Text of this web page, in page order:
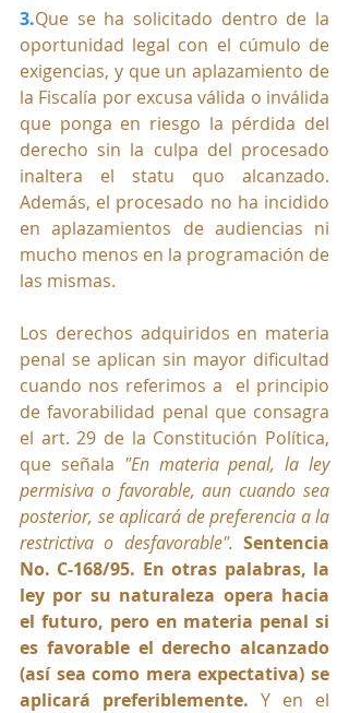
3.Que se ha solicitado dentro de la
oportunidad legal con el cúmulo de
exigencias, y que un aplazamiento de
la Fiscalía por excusa válida o inválida
que ponga en riesgo la pérdida del
derecho sin la culpa del procesado
inaltera el statu quo alcanzado.
Además, el procesado no ha incidido
en aplazamientos de audiencias ni
mucho menos en la programación de
las mismas.
Los derechos adquiridos en materia
penal se aplican sin mayor dificultad
cuando nos referimos a  el principio
de favorabilidad penal que consagra
el art. 29 de la Constitución Política,
que señala "En materia penal, la ley
permisiva o favorable, aun cuando sea
posterior, se aplicará de preferencia a la
restrictiva o desfavorable". Sentencia
No. C-168/95. En otras palabras, la
ley por su naturaleza opera hacia
el futuro, pero en materia penal si
es favorable el derecho alcanzado
(así sea como mera expectativa) se
aplicará preferiblemente. Y en el